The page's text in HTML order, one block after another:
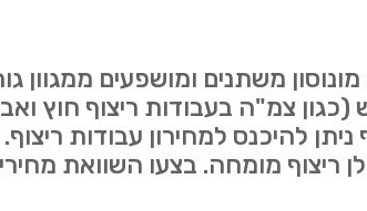
מונוסון משתנים ומושפעים
(כגון צמ"ה בעבודות ריצוף חוץ
ניתן להיכנס למחירון עבודות
מומחה. בצעו השוואת